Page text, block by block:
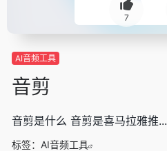
7
AI音频工具
音剪
音剪是什么 音剪是喜马拉雅推...
标签： AI音频工具